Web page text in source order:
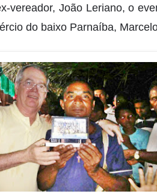
vereador, João Leriano, o
do baixo Parnaíba,